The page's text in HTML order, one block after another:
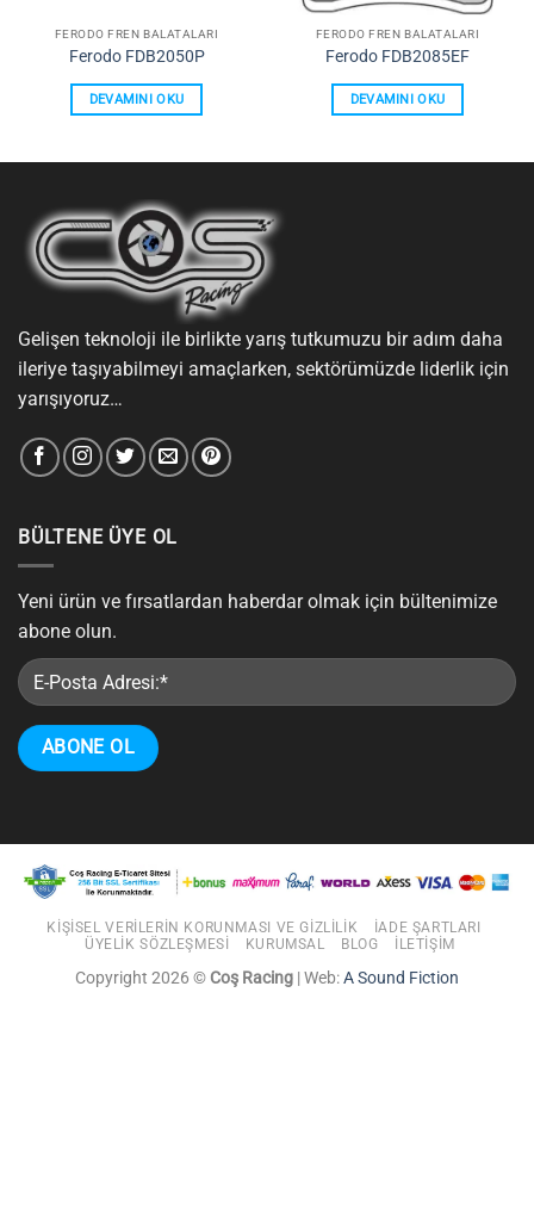
FERODO FREN BALATALARI
Ferodo FDB2050P
DEVAMINI OKU
FERODO FREN BALATALARI
Ferodo FDB2085EF
DEVAMINI OKU
Gelişen teknoloji ile birlikte yarış tutkumuzu bir adım daha
ileriye taşıyabilmeyi amaçlarken, sektörümüzde liderlik için
yarışıyoruz…
BÜLTENE ÜYE OL
Yeni ürün ve fırsatlardan haberdar olmak için bültenimize
abone olun.
KIŞISEL VERILERIN KORUNMASI VE GIZLILIK
İADE ŞARTLARI
ÜYELIK SÖZLEŞMESI
KURUMSAL BLOG İLETIŞIM
Copyright 2026 © Coş Racing | Web:A Sound Fiction